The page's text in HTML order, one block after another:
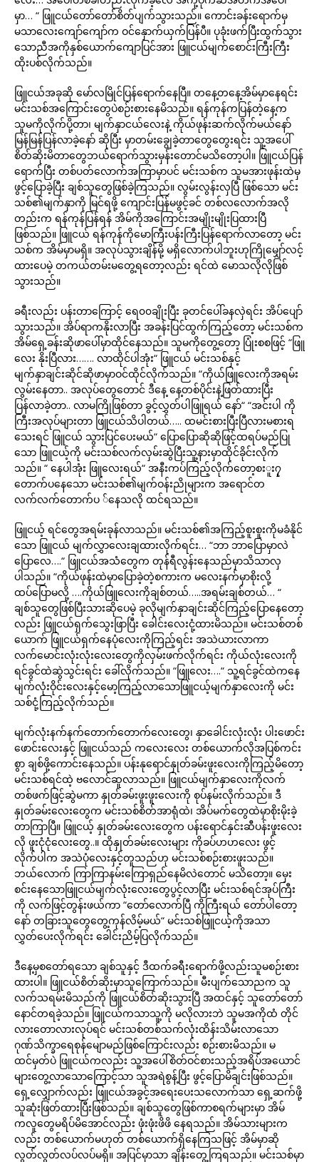
မှာ… “ ဖြူငယ်တော်တော်စိတ်ပျက်သွားသည်။ ကောင်းခန်းရောက်မှ
မသာလေးကျော်ကျော်က ဝင်နှောက်ယှက်ပြန်ပီ။ ပုခုံးဖက်ပြီးထွက်သွား
သောညီအကိုနှစ်ယောက်ကျောပြင်အား ဖြူငယ်မျက်စောင်းကြီးကြီး
ထိုးပစ်လိုက်သည်။
ဖြူငယ်အခုဆို မော်လမြိုင်ပြန်ရောက်နေပြီ။ တနေ့တနေ့အိမ်မှာနေရင်း
မင်းသစ်အကြောင်းတွေပဲစဉ်းစားနေမိသည်။ ရန်ကုန်ကပြန်တဲ့နေ့က
သူမကိုလိုက်ပို့တာ၊ မျက်နှာငယ်လေးနဲ့ ကိုယ်ဖုန်းဆက်လိုက်မယ်နော်
မြန်မြန်ပြန်လာခဲ့နော် ဆိုပြီး မှာတမ်းချွေခဲ့တာတွေတွေးရင်း သူ့အပေါ်
စိတ်ဆိုးမိတာတွေဘယ်ရောက်သွားမှန်းတောင်မသိတော့ပါ။ ဖြူငယ်ပြန်
ရောက်ပြီး တစ်ပတ်လောက်အကြာမှာပင် မင်းသစ်က သူမအားဖုန်းထဲမှ
ဖွင့်ပြောခဲ့ပြီး ချစ်သူတွေဖြစ်ခဲ့ကြသည်။ လွမ်းလွန်းလှပြီ ဖြစ်သော မင်း
သစ်၏မျက်နှာကို မြင်ရဖို့ ကျောင်းပြန်မဖွင့်ခင် တစ်လလောက်အလို
တည်းက ရန်ကုန်ပြန်ရန် အိမ်ကိုအကြောင်းအမျိုးမျိုးပြထားပြီ
ဖြစ်သည်။ ဖြူငယ် ရန်ကုန်ကိုမောကြီးပန်းကြီးပြန်ရောက်လာတော့ မင်း
သစ်က အိမ်မှာမရှိ။ အလုပ်သွားချိန်မို့ မရှိလောက်ပါဘူးဟုကြိုမျှော်လင့်
ထားပေမဲ့ တကယ်တမ်းမတွေ့ရတော့လည်း ရင်ထဲ မောသလိုလိုဖြစ်
သွားသည်။
ခရီးလည်း ပန်းတာကြောင့် ရေ၀၀ချိုးပြီး ခုတင်ပေါ်ခနလှဲရင်း အိပ်ပျော်
သွားသည်။ အိပ်ရာကနိုးလာပြီး အခန်းပြင်ထွက်ကြည့်တော့ မင်းသစ်က
အိမ်ရှေ့ခန်းဆိုဖာပေါ်မှာထိုင်နေသည်။ သူမကိုတွေ့တော့ ပြုံးစစဖြင့် “ဖြူ
လေး နိုးပြီလား……. လာထိုင်ပါအုံး“ ဖြူငယ် မင်းသစ်နှင့်
မျက်နှာချင်းဆိုင်ဆိုဖာမှာဝင်ထိုင်လိုက်သည်။ “ကိုယ်ဖြူလေးကိုအရမ်း
လွမ်းနေတာ.. အလုပ်တွေတောင် ဒီနေ့ နေ့တစ်ပိုင်းနဲ့ဖြတ်ထားပြီး
ပြန်လာခဲ့တာ.. လာမကြိုဖြစ်တာ ခွင့်လွှတ်ပါဖြူရယ် နော်“ “အင်းပါ ကို
ကြီးအလုပ်များတာ ဖြူငယ်သိပါတယ်….. ထမင်းစားပြီးပြီလားမစားရ
သေးရင် ဖြူငယ် သွားပြင်ပေးမယ်“ ပြောပြောဆိုဆိုဖြင့်ထရပ်မည်ပြု
သော ဖြူငယ့်ကို မင်းသစ်လက်လှမ်းဆွဲပြီးသူ့နားမှာထိုင်ခိုင်းလိုက်
သည်။ “ နေပါအုံး ဖြူလေးရယ်“ အနီးကပ်ကြည့်လိုက်တော့စးူး၇ှ
တောက်ပနေသော မင်းသစ်၏မျက်ဝန်းညိုများက အရောင်တ
လက်လက်တောက်ပ ်နေသလို ထင်ရသည်။
ဖြူငယ့် ရင်တွေအရမ်းခုန်လာသည်။ မင်းသစ်၏အကြည့်စူးစူးကိုမခံနိုင်
သော ဖြူငယ် မျက်လွှာလေးချထားလိုက်ရင်း… “ဘာ ဘာပြောမှာလဲ
ပြောလေ….“ ဖြူငယ်အသံတွေက တုန်ရီလွန်းနေသည်မှာသိသာလှ
ပါသည်။ “ကိုယ်ဖုန်းထဲမှာပြောခဲ့တဲ့စကားက မလေးနက်မှာစိုးလို့
ထပ်ပြောမလို့ ….ကိုယ်ဖြူလေးကိုချစ်တယ်…..အရမ်းချစ်တယ်… “
ချစ်သူတွေဖြစ်ပြီးသားဆိုပေမဲ့ ခုလိုမျက်နှာချင်းဆိုင်ကြည့်ပြောနေတော့
လည်း ဖြူငယ်ရှက်သွေးဖြာပြီး ခေါင်းလေးငုံ့ထားမိသည်။ မင်းသစ်တစ်
ယောက် ဖြူငယ်ရှက်နေပုံလေးကိုကြည့်ရင်း အသဲယားလာကာ
လက်မောင်းလုံးလုံးလေးတွေကိုလှမ်းဖက်လိုက်ရင်း ကိုယ်လုံးလေးကို
ရင်ခွင်ထဲဆွဲသွင်းရင်း ခေါ်လိုက်သည်။ “ဖြူလေး….“ သူ့ရင်ခွင်ထဲကနေ
မျက်လုံးဝိုင်းလေးနှင့်မော့ကြည့်လာသောဖြူငယ့်မျက်နှာလေးကို မင်း
သစ်ငုံ့ကြည့်လိုက်သည်။
မျက်လုံးနက်နက်တောက်တောက်လေးတွေ၊ နှာခေါင်းလုံးလုံး ပါးဖောင်း
ဖောင်းလေးနှင့် ဖြူငယ်သည် ကလေးလေး တစ်ယောက်လိုအပြစ်ကင်း
စွာ ချစ်ဖို့ကောင်းနေသည်။ ပန်းနုရောင်နှုတ်ခမ်းဖူးလေးကိုကြည့်မိတော့
မင်းသစ်ရင်ထဲ့ ဗလောင်ဆူလာသည်။ ဖြူငယ်မျက်နှာလေးကိုလက်
တစ်ဖက်ဖြင့်ဆွဲမကာ နှုတ်ခမ်းဖူးဖူးလေးကို စုပ်နမ်းလိုက်သည်။ ဒီ
နှုတ်ခမ်းလေးတွေက မင်းသစ်စိတ်အာရုံထဲ၊ အိပ်မက်တွေထဲမှာစိုးမိုးခဲ့
တာကြာပြီ။ ဖြူငယ့် နှုတ်ခမ်းလေးတွေက ပန်းရောင်နှင်းဆီပန်းဖူးလေး
လို ဖူးငုံငုံလေးတွေ..။ ထိုနှုတ်ခမ်းလေးများ ကိုခပ်ဟဟလေး ဖွင့်
လိုက်ပါက အသဲပုံလေးနှင့်တူသည်ဟု မင်းသစ်စဉ်းစားဖူးသည်။
ဘယ်လောက် ကြာကြာနမ်းကြောရှည်နေမိလဲတောင် မသိတော့။ မှေး
စင်းနေသောဖြူငယ်မျက်လုံးလေးတွေပွင့်လာပြီး မင်းသစ်ရင်အုပ်ကြီး
ကို လက်ဖြင့်တွန်းဖယ်ကာ “တော်လောက်ပြီ ကိုကြီးရယ် တော်ပါတော့
နော် တခြားသူတွေတွေ့ကုန်လိမ့်မယ်“ မင်းသစ်ဖြူငယ့်ကိုအသာ
လွှတ်ပေးလိုက်ရင်း ခေါင်းညိမ့်ပြလိုက်သည်။
ဒီနေ့မှစတော်ရသော ချစ်သူနှင့် ဒီထက်ခရီးရောက်ဖို့လည်းသူမစဉ်းစား
ထားပါ။ ဖြူငယ်စိတ်ဆိုးမှာသူကြောက်သည်။ မီးပျက်သောညက သူ
လက်သရမ်းမိသည်ကို ဖြူငယ်စိတ်ဆိုးသွားပြီ အထင်နှင့် သူတော်တော်
နောင်တရခဲ့သည်။ ဖြူငယ်ကသာသူ့ကို မလိုလားဘဲ သူမအကိုထံ တိုင်
လားတောလားလုပ်ရင် မင်းသစ်တစ်သက်လုံးထိန်းသိမ်းလာသော
ဂုဏ်သိက္ခာရေစုန်မျောမည်ဖြစ်ကြောင်းလည်း စဉ်းစားမိသည်။ မ
ထင်မှတ်ပဲ ဖြူငယ်ကလည်း သူ့အပေါ်စိတ်ဝင်စားသည့်အရိပ်အယောင်
များတွေ့လာသောကြောင့်သာ သူအရဲစွန့်ပြီး ဖွင့်ပြောမိချင်းဖြစ်သည်။
ရှေ့လျှောက်လည်း ဖြူငယ်အခွင့်အရေးပေးသလောက်သာ ရှေ့ဆက်ဖို့
သူဆုံးဖြတ်ထားပြီးဖြစ်သည်။ ချစ်သူတွေဖြစ်ကာစရက်များမှာ အိမ်
ကလူတွေမရိပ်မိအောင်လည်း ဖုံးဖုံးဖိဖိ နေရသည်။ အိမ်သားများက
လည်း တစ်ယောက်မဟုတ် တစ်ယောက်ရှိနေကြသဖြင့် အိမ်မှာဆို
လွတ်လွတ်လပ်လပ်မရှိ။ အပြင်မှာသာ ချိန်းတွေ့ကြရသည်။ မင်းသစ်မှာ